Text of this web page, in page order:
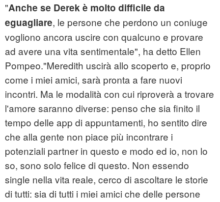
"Anche se Derek è molto difficile da
eguagliare, le persone che perdono un coniuge
vogliono ancora uscire con qualcuno e provare
ad avere una vita sentimentale", ha detto Ellen
Pompeo."Meredith uscirà allo scoperto e, proprio
come i miei amici, sarà pronta a fare nuovi
incontri. Ma le modalità con cui riproverà a trovare
l'amore saranno diverse: penso che sia finito il
tempo delle app di appuntamenti, ho sentito dire
che alla gente non piace più incontrare i
potenziali partner in questo e modo ed io, non lo
so, sono solo felice di questo. Non essendo
single nella vita reale, cerco di ascoltare le storie
di tutti: sia di tutti i miei amici che delle persone